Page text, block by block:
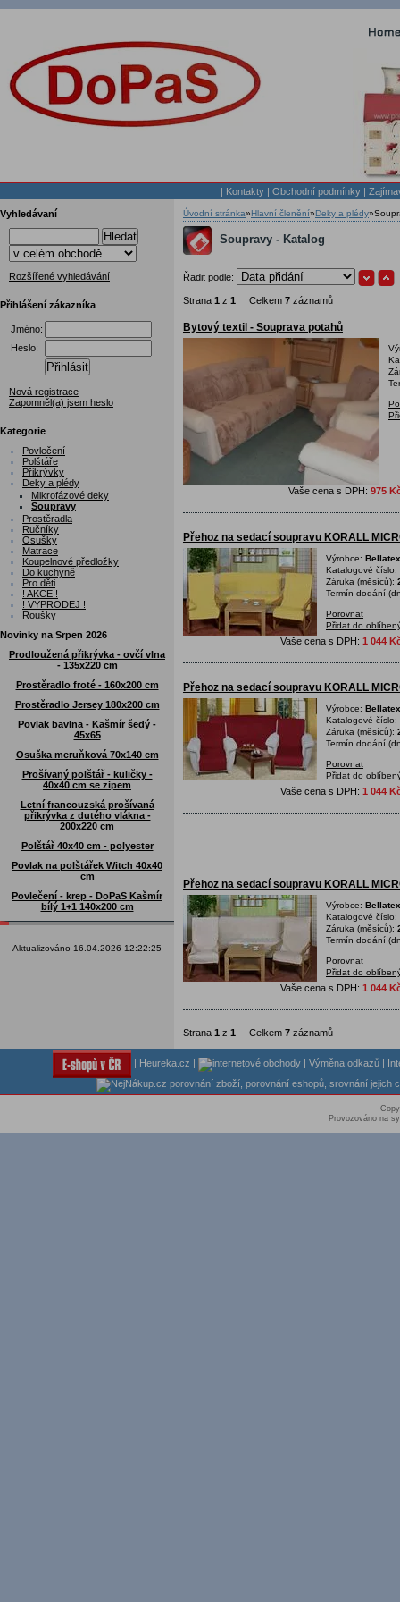
| Kontakty | Obchodní podmínky |
Vyhledávaní
Hledat
Rozšířené vyhledávání
Přihlášení zákazníka
Jméno:
Heslo:
Přihlásit
Nová registrace
Zapomněl(a) jsem heslo
Kategorie
Povlečení
Polštáře
Přikrývky
Deky a plédy
Mikrofázové deky
Soupravy
Prostěradla
Ručníky
Osušky
Matrace
Koupelnové předložky
Do kuchyně
Pro děti
! AKCE !
! VÝPRODEJ !
Roušky
Novinky na Srpen 2026
Prodloužená přikrývka - ovčí vlna
- 135x220 cm
Prostěradlo froté - 160x200 cm
Prostěradlo Jersey 180x200 cm
Povlak bavlna - Kašmír šedý -
45x65
Osuška meruňková 70x140 cm
Prošívaný polštář - kuličky -
40x40 cm se zipem
Letní francouzská prošívaná
přikrývka z dutého vlákna -
200x220 cm
Polštář 40x40 cm - polyester
Povlak na polštářek Witch 40x40
cm
Povlečení - krep - DoPaS Kašmír
bílý 1+1 140x200 cm
Aktualizováno 16.04.2026 12:22:25
Úvodní stránka»Hlavní členění»Deky a plédy»
Soupravy - Katalog
Řadit podle:
Strana 1 z 1 Celkem 7 záznamů
Bytový textil - Souprava potahů
Vaše cena s DPH: 975
Přehoz na sedací soupravu KORALL
Výrobce: Bellatex
Katalogové číslo:
Záruka (měsíců):
Termín dodání
Porovnat
Přidat do
Vaše cena s DPH: 1 044
Přehoz na sedací soupravu KORALL
Výrobce: Bellatex
Katalogové číslo:
Záruka (měsíců):
Termín dodání
Porovnat
Přidat do
Vaše cena s DPH: 1 044
Přehoz na sedací soupravu KORALL
Výrobce: Bellatex
Katalogové číslo:
Záruka (měsíců):
Termín dodání
Porovnat
Přidat do
Vaše cena s DPH: 1 044
Strana 1 z 1 Celkem 7 záznamů
Heureka.cz Výměna odkazů
Provozováno na